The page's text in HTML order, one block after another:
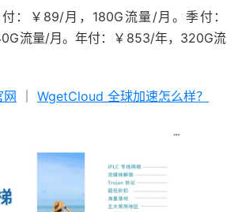
：￥89/月，180G流量/月。季付：
流量/月。年付：￥853/年，320G流
WgetCloud 全球加速怎么样？